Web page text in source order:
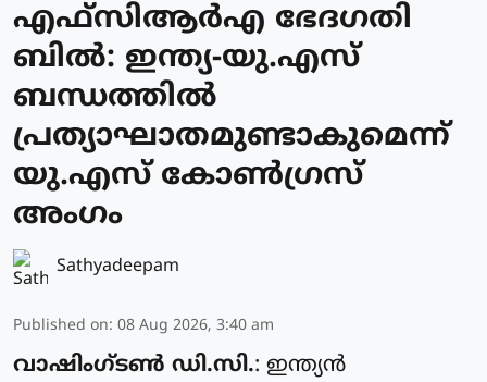
എഫ്‌സിആർഎ ഭേദഗതി
ബിൽ: ഇന്ത്യ-യു.എസ്
ബന്ധത്തിൽ
പ്രത്യാഘാതമുണ്ടാകുമെന്ന്
യു.എസ് കോൺഗ്രസ്
അംഗം
Sathyadeepam
Published on: 08 Aug 2026, 3:40 am
വാഷിംഗ്ടൺ ഡി.സി.: ഇന്ത്യൻ